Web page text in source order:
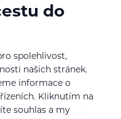
do
spolehlivost,
našich stránek.
informace o
Kliknutím na
souhlas a my